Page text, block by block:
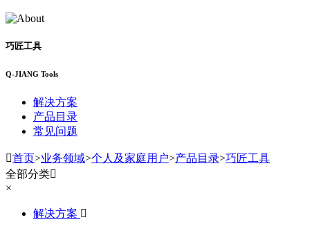
巧匠工具
Q-JIANG Tools
解决方案
产品目录
常见问题
首页>业务领域>个人及家庭用户>产品目录>巧匠工具
全部分类
×
解决方案 